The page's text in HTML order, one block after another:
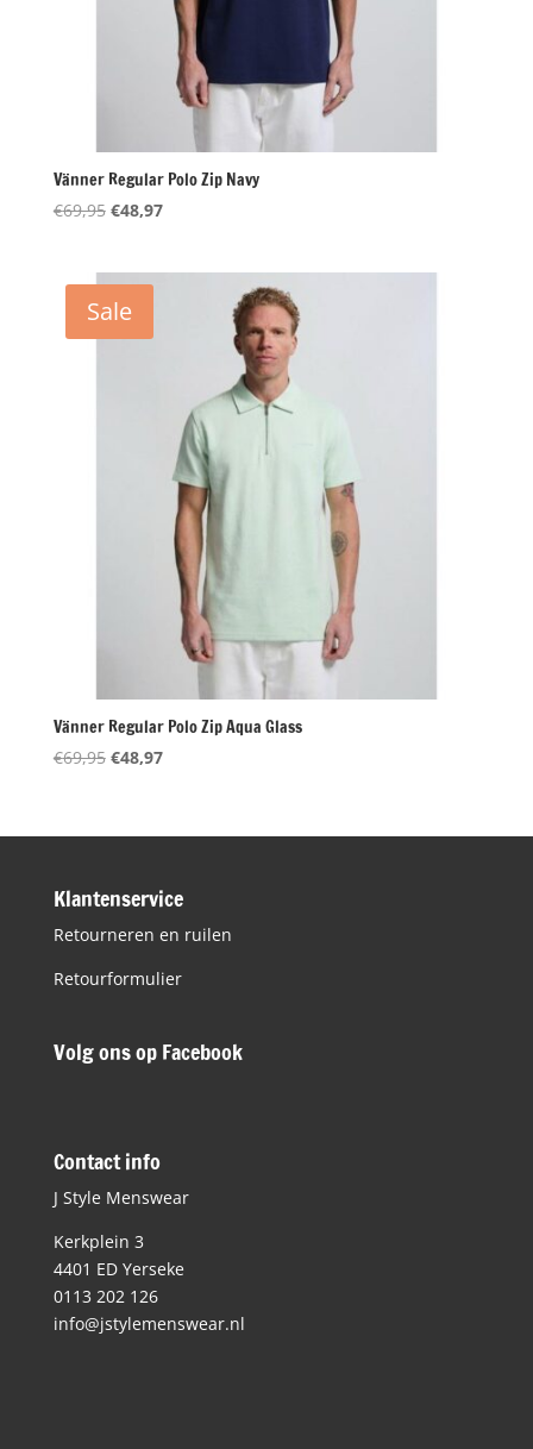
Vänner Regular Polo Zip Navy
€69,95 Oorspronkelijke
€69,95.
€48,97Huidige
Sale
Vänner Regular Polo Zip Aqua Glass
€69,95 Oorspronkelijke
€69,95.
€48,97Huidige
€48,97.
Klantenservice
Retourneren en ruilen
Retourformulier
Volg ons op Facebook
Contact info
J Style Menswear
Kerkplein 3
4401 ED Yerseke
0113 202 126
info@jstylemenswear.nl